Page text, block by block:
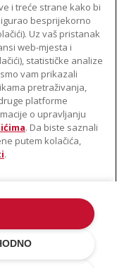
samostojećeg miksera
državama .
.Ostale države
i treće strane kako bi
besprijekorno
Uz vaš pristanak
web-mjesta i
statističke analize
vam prikazali
pretraživanja,
platforme
o upravljanju
. Da biste saznali
putem kolačića,
.